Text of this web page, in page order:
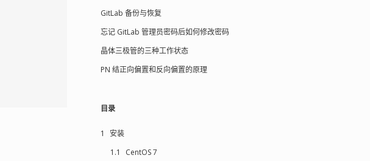
GitLab 备份与恢复
忘记 GitLab 管理员密码后如何修改密码
晶体三极管的三种工作状态
PN 结正向偏置和反向偏置的原理
目录
1
安装
1.1
CentOS 7